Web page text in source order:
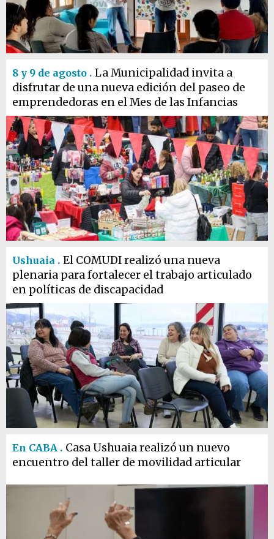
8 y 9 de agosto . La Municipalidad invita a
disfrutar de una nueva edición del paseo de
emprendedoras en el Mes de las Infancias
Ushuaia . El COMUDI realizó una nueva
plenaria para fortalecer el trabajo articulado
en políticas de discapacidad
En CABA . Casa Ushuaia realizó un nuevo
encuentro del taller de movilidad articular